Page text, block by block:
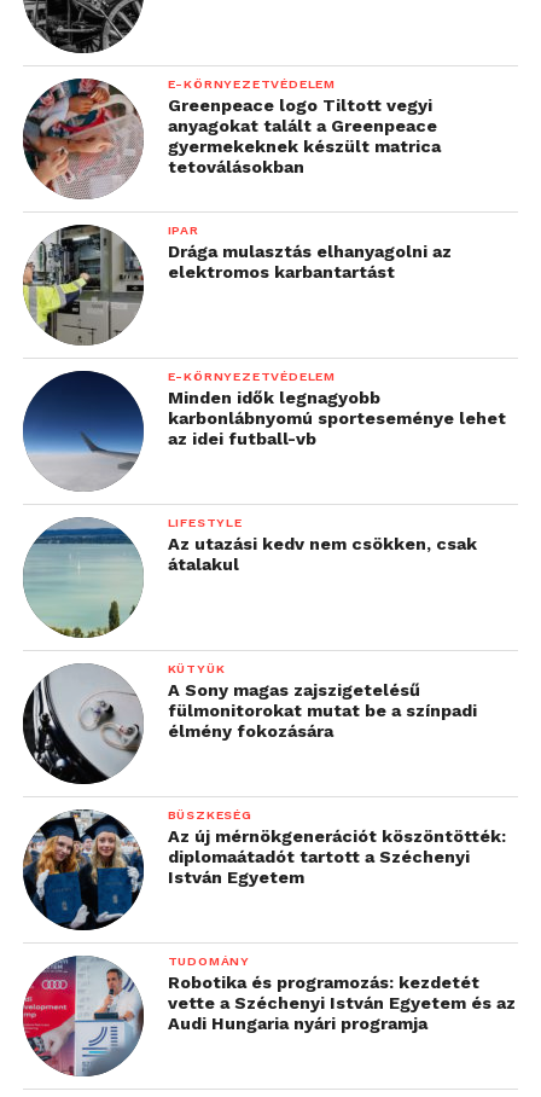
E-KÖRNYEZETVÉDELEM
Greenpeace logo Tiltott vegyi
anyagokat talált a Greenpeace
gyermekeknek készült matrica
tetoválásokban
IPAR
Drága mulasztás elhanyagolni az
elektromos karbantartást
E-KÖRNYEZETVÉDELEM
Minden idők legnagyobb
karbonlábnyomú sporteseménye lehet
az idei futball-vb
LIFESTYLE
Az utazási kedv nem csökken, csak
átalakul
KÜTYÜK
A Sony magas zajszigetelésű
fülmonitorokat mutat be a színpadi
élmény fokozására
BÜSZKESÉG
Az új mérnökgenerációt köszöntötték:
diplomaátadót tartott a Széchenyi
István Egyetem
TUDOMÁNY
Robotika és programozás: kezdetét
vette a Széchenyi István Egyetem és az
Audi Hungaria nyári programja